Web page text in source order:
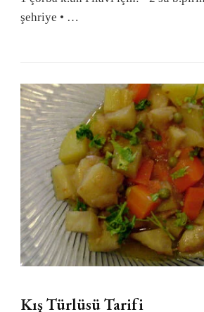
şehriye • …
Kış Türlüsü Tarifi